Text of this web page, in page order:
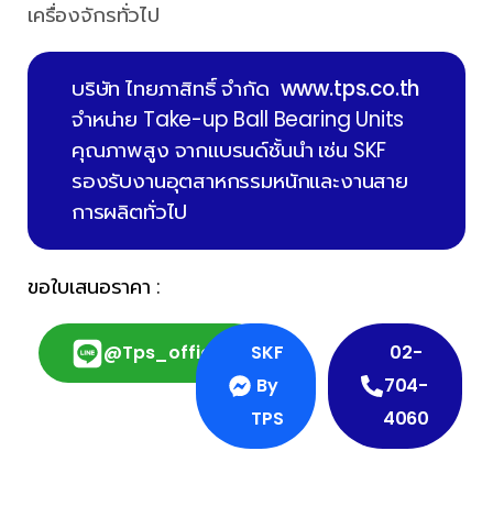
เครื่องจักรทั่วไป
บริษัท ไทยภาสิทธิ์ จำกัด www.tps.co.th
จำหน่าย Take-up Ball Bearing Units
คุณภาพสูง จากแบรนด์ชั้นนำ เช่น SKF
รองรับงานอุตสาหกรรมหนักและงานสาย
การผลิตทั่วไป
ขอใบเสนอราคา :
@tps_official
SKF
By
TPS
02-
704-
4060